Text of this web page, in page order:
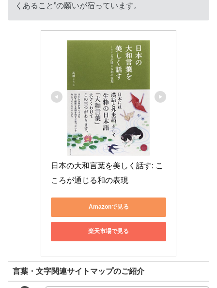
くあること”の願いが宿っています。
日本の大和言葉を美しく話す: こ
ころが通じる和の表現
Amazonで見る
楽天市場で見る
言葉・文字関連サイトマップのご紹介